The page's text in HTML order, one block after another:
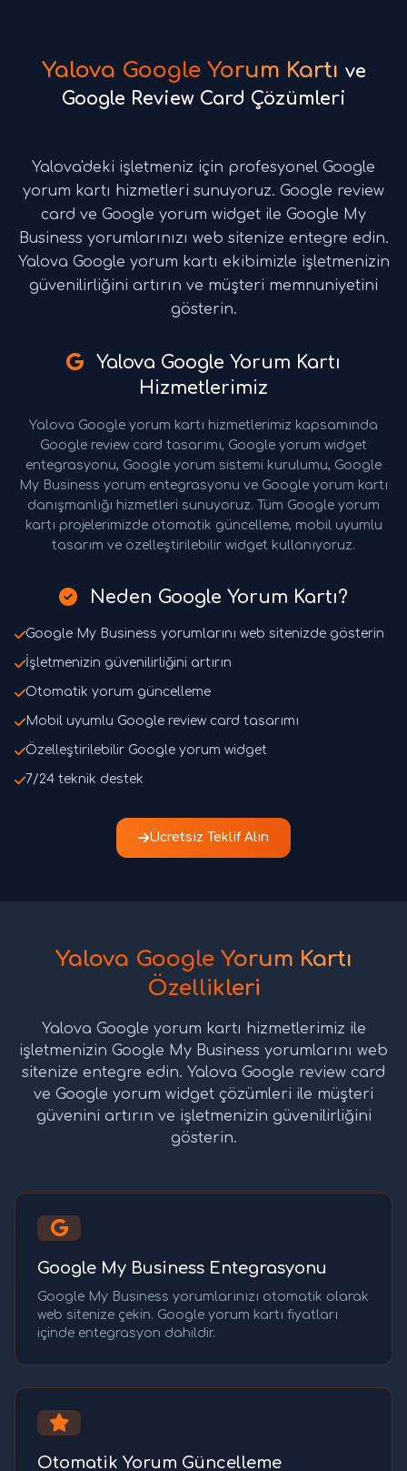
Yalova Google Yorum Kartı ve
Google Review Card Çözümleri
Yalova'deki işletmeniz için profesyonel Google
yorum kartı hizmetleri sunuyoruz. Google review
card ve Google yorum widget ile Google My
Business yorumlarınızı web sitenize entegre edin.
Yalova Google yorum kartı ekibimizle işletmenizin
güvenilirliğini artırın ve müşteri memnuniyetini
gösterin.
Yalova Google Yorum Kartı
Hizmetlerimiz
Yalova Google yorum kartı hizmetlerimiz kapsamında
Google review card tasarımı, Google yorum widget
entegrasyonu, Google yorum sistemi kurulumu, Google
My Business yorum entegrasyonu ve Google yorum kartı
danışmanlığı hizmetleri sunuyoruz. Tüm Google yorum
kartı projelerimizde otomatik güncelleme, mobil uyumlu
tasarım ve özelleştirilebilir widget kullanıyoruz.
Neden Google Yorum Kartı?
Google My Business yorumlarını web sitenizde gösterin
İşletmenizin güvenilirliğini artırın
Otomatik yorum güncelleme
Mobil uyumlu Google review card tasarımı
Özelleştirilebilir Google yorum widget
7/24 teknik destek
Ücretsiz Teklif Alın
Yalova Google Yorum Kartı
Özellikleri
Yalova Google yorum kartı hizmetlerimiz ile
işletmenizin Google My Business yorumlarını web
sitenize entegre edin. Yalova Google review card
ve Google yorum widget çözümleri ile müşteri
güvenini artırın ve işletmenizin güvenilirliğini
gösterin.
Google My Business Entegrasyonu
Google My Business yorumlarınızı otomatik olarak
web sitenize çekin. Google yorum kartı fiyatları
içinde entegrasyon dahildir.
Otomatik Yorum Güncelleme